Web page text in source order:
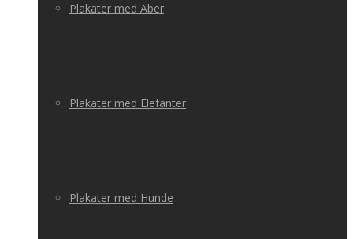
Plakater med Aber
Plakater med Elefanter
Plakater med Hunde